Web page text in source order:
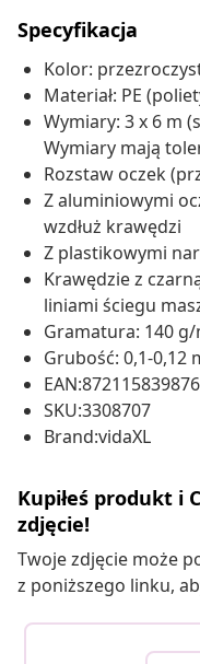
Specyfikacja
Kolor:
Materiał: PE
Wymiary: 3 x 6 m
Wymiary mają
Rozstaw oczek
Z aluminiowymi
wzdłuż krawędzi
Z plastikowymi
Krawędzie z
liniami ściegu
Gramatura: 140 g/
Grubość: 0,1-0,12
SKU:3308707
Brand:vidaXL
Kupiłeś produkt i
zdjęcie!
Twoje zdjęcie może
z poniższego linku,